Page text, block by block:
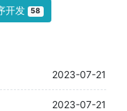
开发 58
2023-07-21
2023-07-21